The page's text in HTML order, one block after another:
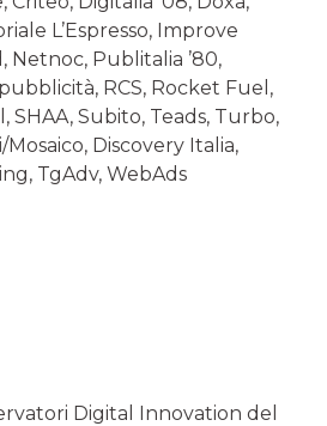
L’Espresso, Improve
Netnoc, Publitalia ’80,
RCS, Rocket Fuel,
SHAA, Subito, Teads, Turbo,
Discovery Italia,
TgAdv, WebAds
Digital Innovation del